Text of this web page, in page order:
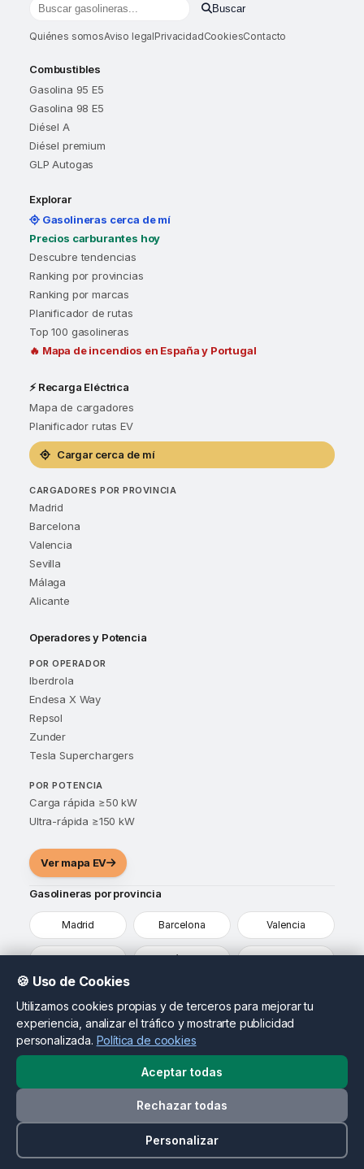
Buscar gasolineras por localidad o provincia
Buscar
Quiénes somosAviso legalPrivacidadCookiesContacto
Combustibles
Gasolina 95 E5
Gasolina 98 E5
Diésel A
Diésel premium
GLP Autogas
Explorar
Gasolineras cerca de mí
Precios carburantes hoy
Descubre tendencias
Ranking por provincias
Ranking por marcas
Planificador de rutas
Top 100 gasolineras
🔥 Mapa de incendios en España y Portugal
⚡ Recarga Eléctrica
Mapa de cargadores
Planificador rutas EV
Cargar cerca de mí
CARGADORES POR PROVINCIA
Madrid
Barcelona
Valencia
Sevilla
Málaga
Alicante
Operadores y Potencia
POR OPERADOR
Iberdrola
Endesa X Way
Repsol
Zunder
Tesla Superchargers
POR POTENCIA
Carga rápida ≥50 kW
Ultra-rápida ≥150 kW
Ver mapa EV
Gasolineras por provincia
Madrid Barcelona Valencia
Sevilla Málaga Alicante
¿Eres propietario de una gasolinera?
conductores que ya están comparando opciones en tu
Contactar como propietario
© 2026 MapasDeGasolineras.com. Todos los derechos
🍪 Uso de Cookies
Utilizamos cookies propias y de terceros para mejorar tu
experiencia, analizar el tráfico y mostrarte publicidad
personalizada. Política de cookies
Aceptar todas
Rechazar todas
Personalizar